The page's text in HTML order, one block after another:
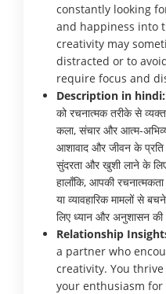
constantly looking
and happiness into
creativity may
distracted or to
require focus and
Description in hindi:
को रचनात्मक तरीके से
कला, संचार और आत्म-
आशावाद और जीवन के प्रति
सुंदरता और खुशी लाने के
हालाँकि, आपकी
या व्यावहारिक मामलों से
लिए ध्यान और अनुशासन की
Relationship
a partner who
creativity. You
your enthusiasm